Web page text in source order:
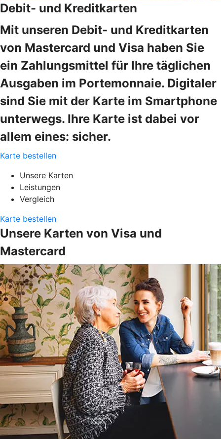
Debit- und Kreditkarten
Mit unseren Debit- und Kreditkarten
von Mastercard und Visa haben Sie
ein Zahlungsmittel für Ihre täglichen
Ausgaben im Portemonnaie. Digitaler
sind Sie mit der Karte im Smartphone
unterwegs. Ihre Karte ist dabei vor
allem eines: sicher.
Karte bestellen
Unsere Karten
Leistungen
Vergleich
Karte bestellen
Unsere Karten von Visa und
Mastercard